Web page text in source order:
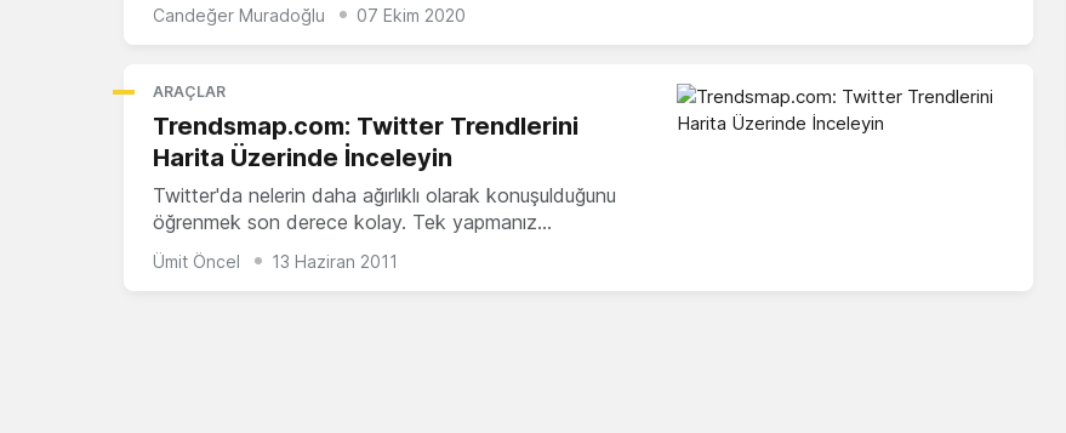
Candeğer Muradoğlu 07 Ekim 2020
ARAÇLAR
Trendsmap.com: Twitter Trendlerini
Harita Üzerinde İnceleyin
Twitter'da nelerin daha ağırlıklı olarak konuşulduğunu
öğrenmek son derece kolay. Tek yapmanız…
Ümit Öncel 13 Haziran 2011